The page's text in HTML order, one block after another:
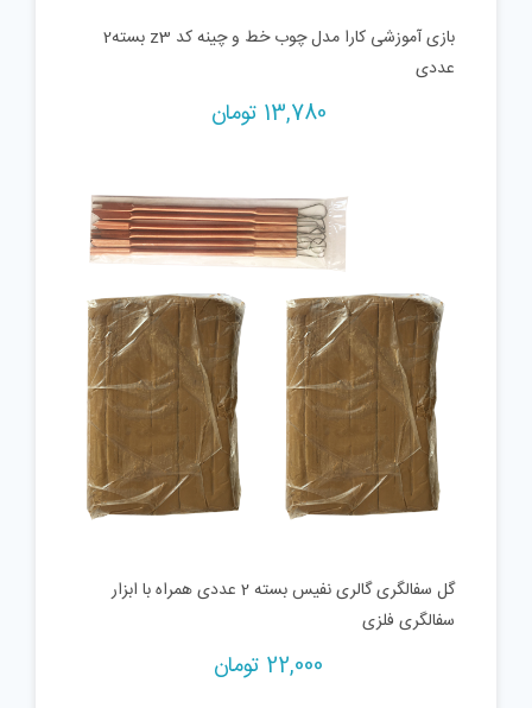
بازی آموزشی کارا مدل چوب خط و چینه کد z3 بسته2
عددی
13,780 تومان
گل سفالگری گالری نفیس بسته 2 عددی همراه با ابزار
سفالگری فلزی
22,000 تومان